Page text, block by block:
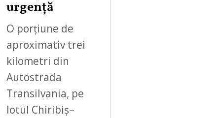
urgență
O porțiune de
aproximativ trei
kilometri din
Autostrada
Transilvania, pe
lotul Chiribiș–